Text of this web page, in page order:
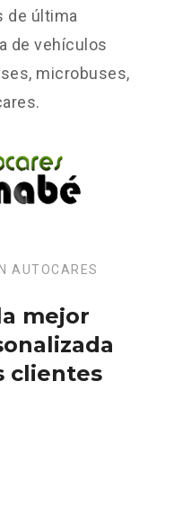
de última
de vehículos
microbuses,
AUTOCARES
mejor
clientes